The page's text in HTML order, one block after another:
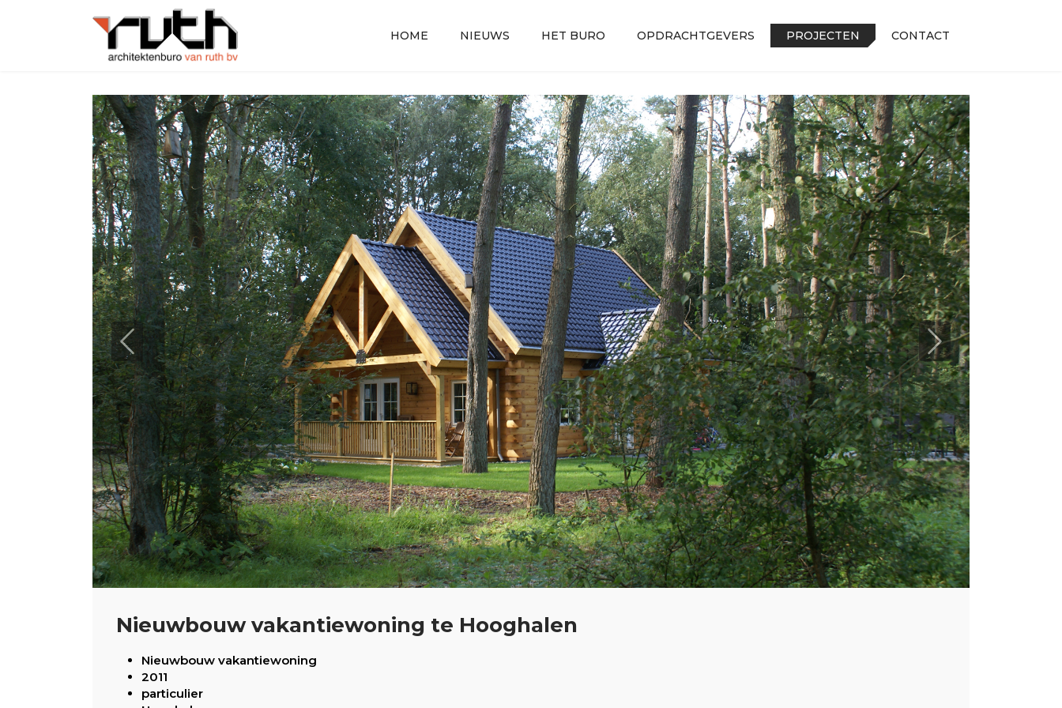
HOME NIEUWS HET BURO OPDRACHTGEVERS PROJECTEN CONTACT
Previous Next
Nieuwbouw vakantiewoning te Hooghalen
Nieuwbouw vakantiewoning
2011
particulier